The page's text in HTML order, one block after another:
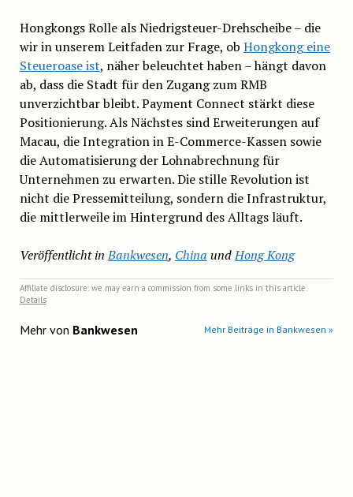
Hongkongs Rolle als Niedrigsteuer-Drehscheibe – die
wir in unserem Leitfaden zur Frage, ob Hongkong eine
Steueroase ist, näher beleuchtet haben – hängt davon
ab, dass die Stadt für den Zugang zum RMB
unverzichtbar bleibt. Payment Connect stärkt diese
Positionierung. Als Nächstes sind Erweiterungen auf
Macau, die Integration in E-Commerce-Kassen sowie
die Automatisierung der Lohnabrechnung für
Unternehmen zu erwarten. Die stille Revolution ist
nicht die Pressemitteilung, sondern die Infrastruktur,
die mittlerweile im Hintergrund des Alltags läuft.
Veröffentlicht in Bankwesen, China undHong Kong
Affiliate disclosure: we may earn a commission from some links in this article.
Details
Mehr von Bankwesen Mehr Beiträge in Bankwesen »